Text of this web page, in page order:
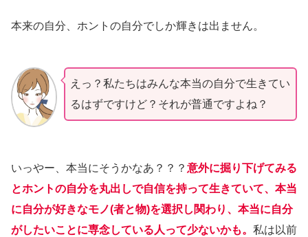
本来の自分、ホントの自分でしか輝きは出ません。
えっ？私たちはみんな本当の自分で生きてい
るはずですけど？それが普通ですよね？
いっやー、本当にそうかなあ？？？ 意外に掘り下げてみる
とホントの自分を丸出しで自信を持って生きていて、本当
に自分が好きなモノ(者と物)を選択し関わり、本当に自分
がしたいことに専念している人って少ないかも。 私は以前